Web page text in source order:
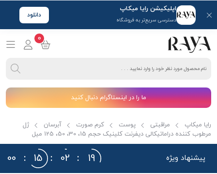
اپلیکیشن رایا میکاپ
دسترسی سریع‌تر به فروشگاه
دانلود
0
ما را در اینستاگرام دنبال کنید
رایا میکاپ مراقبتی پوست کرم صورت آبرسان
ژل
مرطوب کننده دراماتیکالی دیفرنت کلینیک حجم 15، 30، 50، 125 میل
پیشنهاد ویژه 00 : 15 : 02 : 18